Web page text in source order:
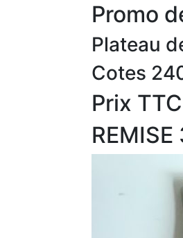
Promo
Plateau
Cotes
Prix